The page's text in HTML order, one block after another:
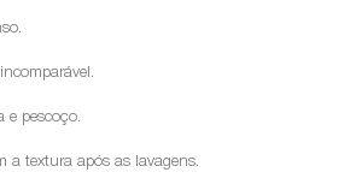
e pescoço.
a textura após as lavagens.